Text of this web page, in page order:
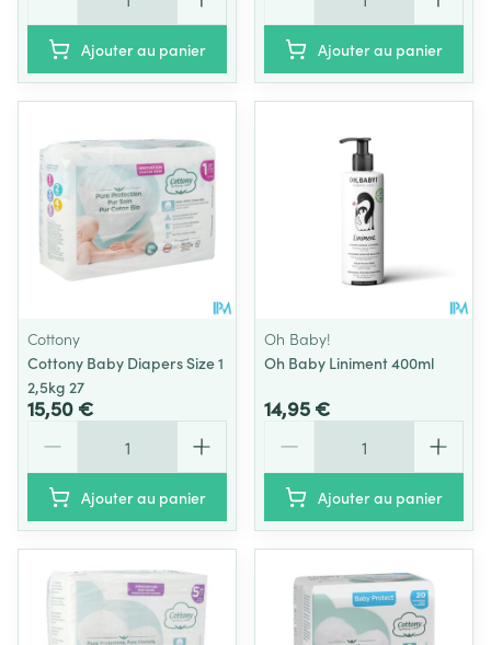
Ajouter au panier Ajouter au panier
Cottony
Cottony Baby Diapers Size 1
2,5kg 27
15,50 €
Ajouter au panier
Oh Baby!
Oh Baby Liniment 400ml
14,95 €
Ajouter au panier